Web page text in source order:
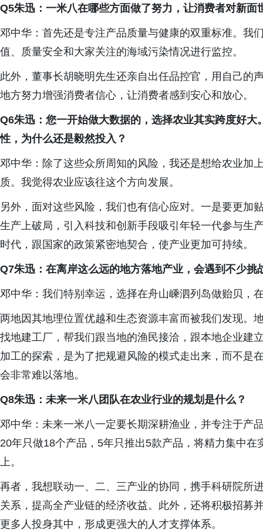
Q5朱迅：一米八在哪些方面做了努力，让消费者对新面
邓中华：首先还是专注产品质量与健康的双重标准。我
值、质量安全和大家关注的海域污染情况进行监控。
此外，董事长胡晓明先生还亲自出任品控官，用自己的
地方努力增强消费者信心，让消费者感到安心和放心。
Q6朱迅：您一开始做大数据的，选择农业其实跨度好
性，为什么还是毅然投入？
邓中华：除了这些众所周知的风险，我还是想给农业加
质。我觉得农业应该往这个方向发展。
另外，面对这些风险，我们也有信心应对。一是要更加
生产上破局，引入科技和创新手段吸引年轻一代参与生
时代，跟国家的政策紧密地契合，使产业更加可持续。
Q7朱迅：在离岸这么远的地方落地产业，会遇到不少挑
邓中华：我们特别幸运，选择在舟山嵊泗列岛做贻贝，
两地因其地理位置优越和生态资源丰富而被我们发现。
找地建工厂，帮我们跟当地的渔民接洽，跟本地企业建
加工的探索，是为了把规避风险的模式走出来，而不是
会非常难以落地。
Q8朱迅：未来一米八团队在农业行业的规划是什么？
邓中华：未来一米八一定要长期深耕渔业，并专注于产
20年只做18个产品，5年只推出5款产品，将精力集中
上。
再者，我想联动一、二、三产业的协同，携手科研院所
关系，提高全产业链的经济收益。此外，还将积极招募
更多人投身其中，形成更强大的人才支撑体系。